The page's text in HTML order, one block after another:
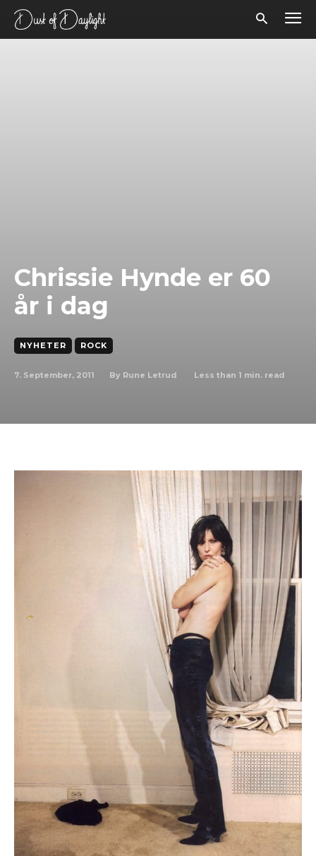
Chrissie Hynde er 60
år i dag
NYHETER ROCK
7. September, 2011 By Rune Letrud Less than 1 min. read